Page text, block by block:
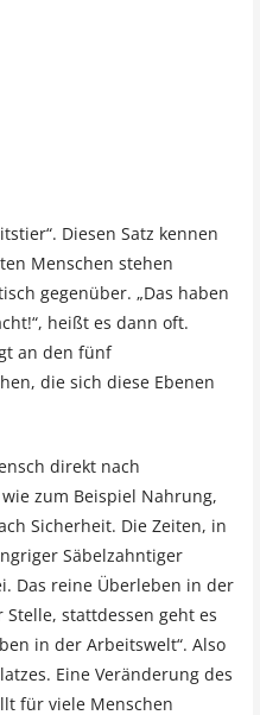
Diesen Satz kennen
Menschen stehen
gegenüber. „Das haben
heißt es dann oft.
an den fünf
die sich diese Ebenen
direkt nach
zum Beispiel Nahrung,
Sicherheit. Die Zeiten, in
Säbelzahntiger
Das reine Überleben in der
stattdessen geht es
in der Arbeitswelt“. Also
Eine Veränderung des
für viele Menschen